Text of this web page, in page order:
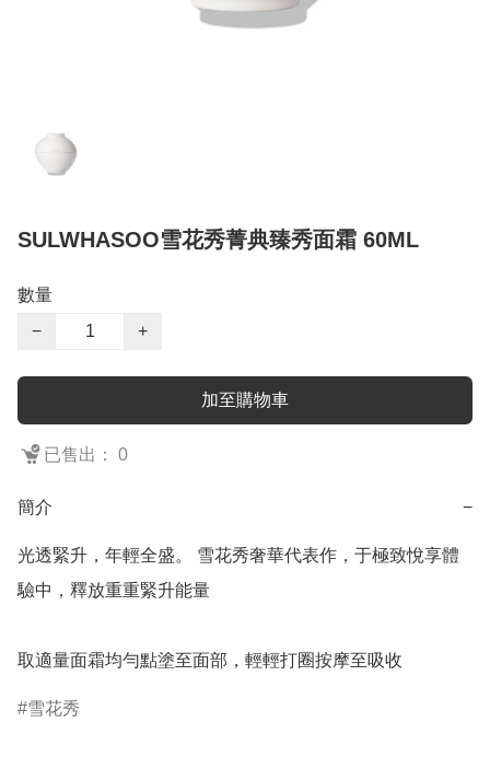
SULWHASOO雪花秀菁典臻秀面霜 60ML
數量
−
+
加至購物車
已售出： 0
簡介 −
光透緊升，年輕全盛。 雪花秀奢華代表作，于極致悅享體
驗中，釋放重重緊升能量
雪花秀